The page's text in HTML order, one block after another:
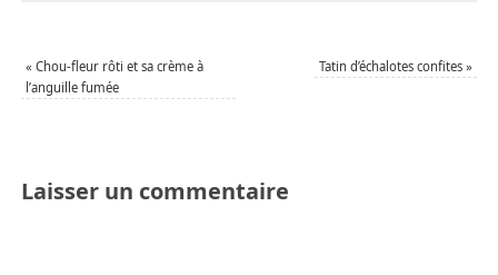
« Chou-fleur rôti et sa crème à
l’anguille fumée
Tatin d’échalotes confites»
Laisser un commentaire